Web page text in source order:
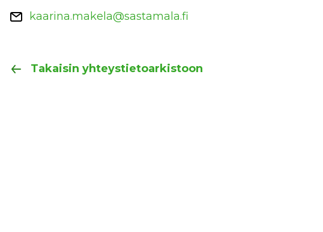
kaarina.makela@sastamala.fi
Takaisin yhteystietoarkistoon